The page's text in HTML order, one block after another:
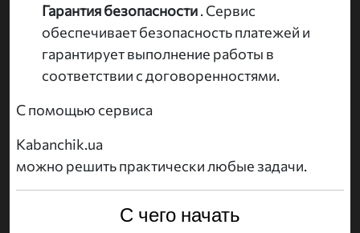
Гарантия безопасности. Сервис
обеспечивает безопасность платежей и
гарантирует выполнение работы в
соответствии с договоренностями.
С помощью сервиса
Kabanchik.ua
можно решить практически любые задачи.
С чего начать